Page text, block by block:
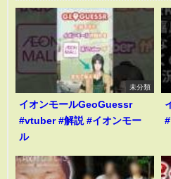
未分類
イオンモールGeoGuessr
#vtuber #解説 #イオンモー
ル